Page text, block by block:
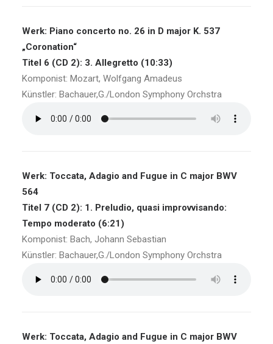
Werk: Piano concerto no. 26 in D major K. 537
„Coronation“
Titel 6 (CD 2): 3. Allegretto (10:33)
Komponist: Mozart, Wolfgang Amadeus
Künstler: Bachauer,G./London Symphony Orchstra
Werk: Toccata, Adagio and Fugue in C major BWV
564
Titel 7 (CD 2): 1. Preludio, quasi improvvisando:
Tempo moderato (6:21)
Komponist: Bach, Johann Sebastian
Künstler: Bachauer,G./London Symphony Orchstra
Werk: Toccata, Adagio and Fugue in C major BWV